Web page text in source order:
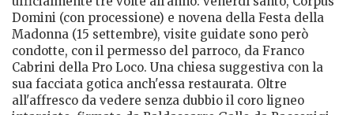
Domini (con processione) e novena della Festa della
Madonna (15 settembre), visite guidate sono però
condotte, con il permesso del parroco, da Franco
Cabrini della Pro Loco. Una chiesa suggestiva con la
sua facciata gotica anch'essa restaurata. Oltre
all'affresco da vedere senza dubbio il coro ligneo